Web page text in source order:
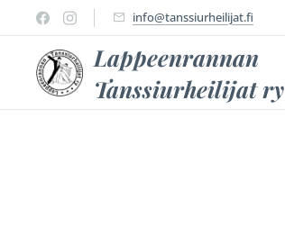
info@tanssiurheilijat.fi
Lappeenrannan
Tanssiurheilijat ry